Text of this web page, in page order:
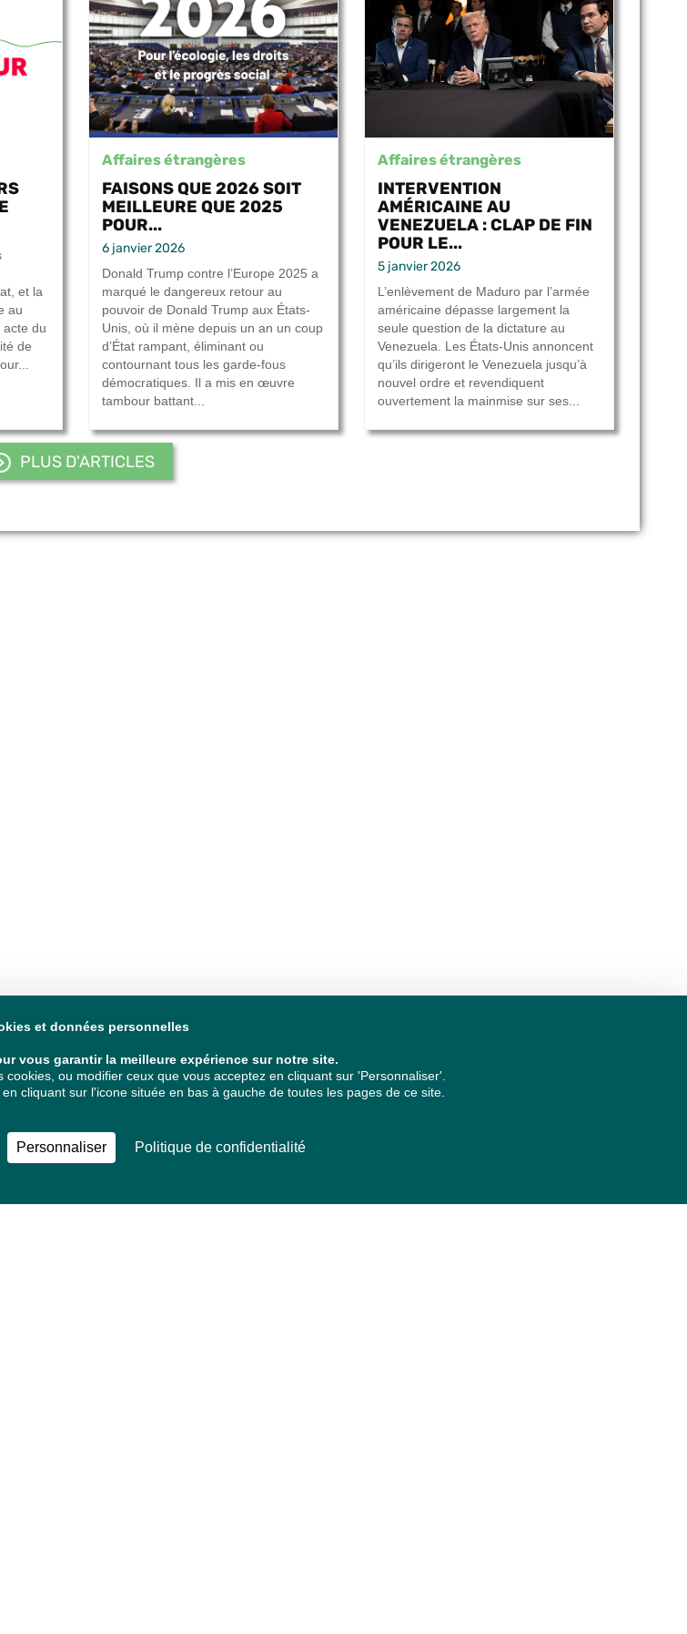
et la
au
du
de
Affaires étrangères
FAISONS QUE 2026 SOIT
MEILLEURE QUE 2025
POUR...
6 janvier 2026
Donald Trump contre l’Europe 2025 a
marqué le dangereux retour au
pouvoir de Donald Trump aux États-
Unis, où il mène depuis un an un coup
d’État rampant, éliminant ou
contournant tous les garde-fous
démocratiques. Il a mis en œuvre
tambour battant...
Affaires étrangères
INTERVENTION
AMÉRICAINE AU
VENEZUELA : CLAP DE FIN
POUR LE...
5 janvier 2026
L’enlèvement de Maduro par l’armée
américaine dépasse largement la
seule question de la dictature au
Venezuela. Les États-Unis annoncent
qu’ils dirigeront le Venezuela jusqu’à
nouvel ordre et revendiquent
ouvertement la mainmise sur ses...
PLUS D'ARTICLES
et données personnelles
vous garantir la meilleure expérience sur notre site.
ou modifier ceux que vous acceptez en cliquant sur 'Personnaliser'.
cliquant sur l'icone située en bas à gauche de toutes les pages de ce site.
Personnaliser Politique de confidentialité